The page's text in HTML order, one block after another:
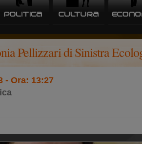
Pellizzari di Sinistra
- Ora: 13:27